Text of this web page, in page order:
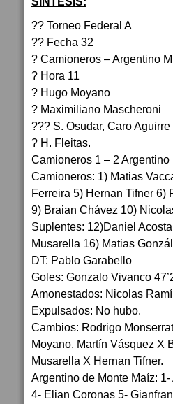
?? Torneo Federal A
?? Fecha 32
? Camioneros – Argentino
? Hora 11
? Hugo Moyano
? Maximiliano Mascheroni
??? S. Osudar, Caro
? H. Fleitas.
Camioneros 1 – 2 Argentino
Camioneros: 1) Matias
Ferreira 5) Hernan Tifner 6)
9) Braian Chávez 10)
Suplentes: 12)Daniel
Musarella 16) Matias
DT: Pablo Garabello
Goles: Gonzalo Vivanco
Amonestados: Nicolas
Expulsados: No hubo.
Cambios: Rodrigo
Moyano, Martín Vásquez X
Musarella X Hernan Tifner.
Argentino de Monte Maíz:
4- Elian Coronas 5-